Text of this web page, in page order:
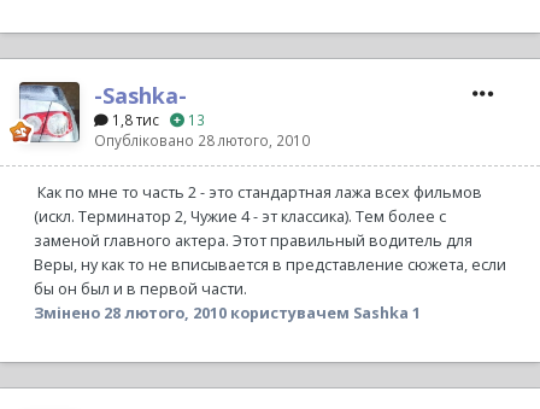
-Sashka-
1,8 тис
13
Опубліковано 28 лютого, 2010
Как по мне то часть 2 - это стандартная лажа всех фильмов
(искл. Терминатор 2, Чужие 4 - эт классика). Тем более с
заменой главного актера. Этот правильный водитель для
Веры, ну как то не вписывается в представление сюжета, если
бы он был и в первой части.
Змінено 28 лютого, 2010 користувачем Sashka 1